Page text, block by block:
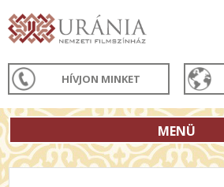
HÍVJON MINKET
MENÜ